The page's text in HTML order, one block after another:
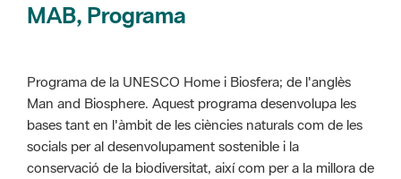
MAB, Programa
Programa de la UNESCO Home i Biosfera; de l'anglès
Man and Biosphere. Aquest programa desenvolupa les
bases tant en l'àmbit de les ciències naturals com de les
socials per al desenvolupament sostenible i la
conservació de la biodiversitat, així com per a la millora de